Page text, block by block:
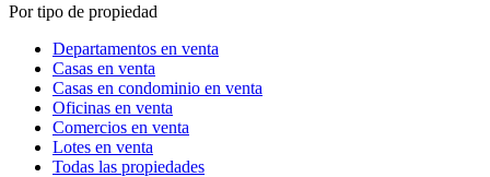
Por tipo de propiedad
Departamentos en venta
Casas en venta
Casas en condominio en venta
Oficinas en venta
Comercios en venta
Lotes en venta
Todas las propiedades